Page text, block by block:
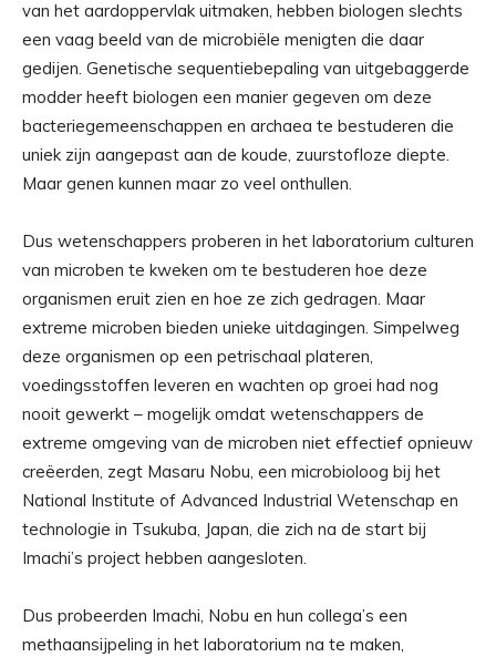
van het aardoppervlak uitmaken, hebben biologen slechts
een vaag beeld van de microbiële menigten die daar
gedijen. Genetische sequentiebepaling van uitgebaggerde
modder heeft biologen een manier gegeven om deze
bacteriegemeenschappen en archaea te bestuderen die
uniek zijn aangepast aan de koude, zuurstofloze diepte.
Maar genen kunnen maar zo veel onthullen.
Dus wetenschappers proberen in het laboratorium culturen
van microben te kweken om te bestuderen hoe deze
organismen eruit zien en hoe ze zich gedragen. Maar
extreme microben bieden unieke uitdagingen. Simpelweg
deze organismen op een petrischaal plateren,
voedingsstoffen leveren en wachten op groei had nog
nooit gewerkt – mogelijk omdat wetenschappers de
extreme omgeving van de microben niet effectief opnieuw
creëerden, zegt Masaru Nobu, een microbioloog bij het
National Institute of Advanced Industrial Wetenschap en
technologie in Tsukuba, Japan, die zich na de start bij
Imachi’s project hebben aangesloten.
Dus probeerden Imachi, Nobu en hun collega’s een
methaansijpeling in het laboratorium na te maken,